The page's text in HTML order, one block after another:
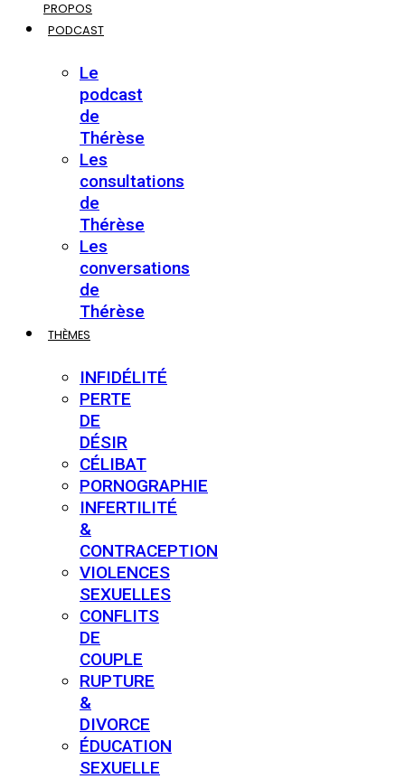
PROPOS
PODCAST
Le
podcast
de
Thérèse
Les
consultations
de
Thérèse
Les
conversations
de
Thérèse
THÈMES
INFIDÉLITÉ
PERTE
DE
DÉSIR
CÉLIBAT
PORNOGRAPHIE
INFERTILITÉ
&
CONTRACEPTION
VIOLENCES
SEXUELLES
CONFLITS
DE
COUPLE
RUPTURE
&
DIVORCE
ÉDUCATION
SEXUELLE